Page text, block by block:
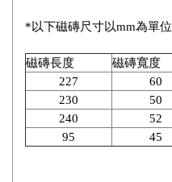
*以下磁磚尺寸以mm為單位
磁磚長度 磁磚寬度
227
60
230
50
240
52
95
45